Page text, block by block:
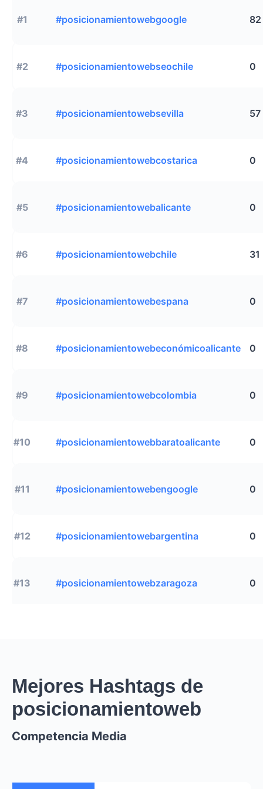
#1 #posicionamientowebgoogle 82
#2 #posicionamientowebseochile 0
#3 #posicionamientowebsevilla 57
#4 #posicionamientowebcostarica 0
#5 #posicionamientowebalicante 0
#6 #posicionamientowebchile 31
#7 #posicionamientowebespana 0
#8 #posicionamientowebeconómicoalicante 0
#9 #posicionamientowebcolombia 0
#10 #posicionamientowebbaratoalicante 0
#11 #posicionamientowebengoogle 0
#12 #posicionamientowebargentina 0
#13 #posicionamientowebzaragoza 0
Mejores Hashtags de
posicionamientoweb
Competencia Media